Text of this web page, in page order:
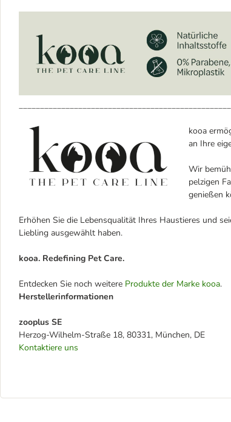
kooa
an Ihre
Wir
pelzigen
genießen
Erhöhen Sie die Lebensqualität Ihres Haustieres und
Liebling ausgewählt haben.
kooa. Redefining Pet Care.
Entdecken Sie noch weitere Produkte der Marke kooa.
Herstellerinformationen
zooplus SE
Herzog-Wilhelm-Straße 18, 80331, München, DE
Kontaktiere uns